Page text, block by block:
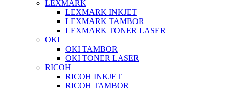
LEXMARK
LEXMARK INKJET
LEXMARK TAMBOR
LEXMARK TONER LASER
OKI
OKI TAMBOR
OKI TONER LASER
RICOH
RICOH INKJET
RICOH TAMBOR